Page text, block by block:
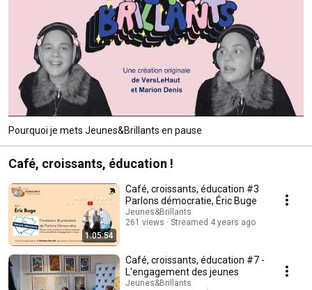
Pourquoi je mets Jeunes&Brillants en pause
Café, croissants, éducation !
1:05:54
Café, croissants, éducation #3
Parlons démocratie, Éric Buge
Jeunes&Brillants
261 views
Streamed 4 years ago
Café, croissants, éducation #7 -
L'engagement des jeunes
Jeunes&Brillants